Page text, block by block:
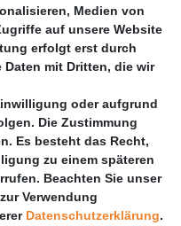
Medien von
auf unsere Website
erfolgt erst durch
mit Dritten, die wir
oder aufgrund
Die Zustimmung
Es besteht das Recht,
zu einem späteren
Beachten Sie unser
Verwendung
Daten­schutz­erklärung.